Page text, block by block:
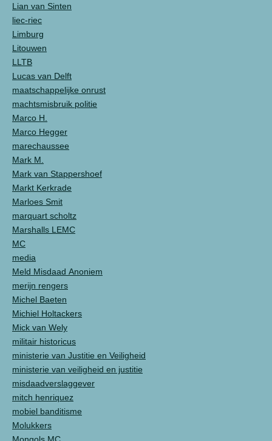
Lian van Sinten
liec-riec
Limburg
Litouwen
LLTB
Lucas van Delft
maatschappelijke onrust
machtsmisbruik politie
Marco H.
Marco Hegger
marechaussee
Mark M.
Mark van Stappershoef
Markt Kerkrade
Marloes Smit
marquart scholtz
Marshalls LEMC
MC
media
Meld Misdaad Anoniem
merijn rengers
Michel Baeten
Michiel Holtackers
Mick van Wely
militair historicus
ministerie van Justitie en Veiligheid
ministerie van veiligheid en justitie
misdaadverslaggever
mitch henriquez
mobiel banditisme
Molukkers
Mongols MC